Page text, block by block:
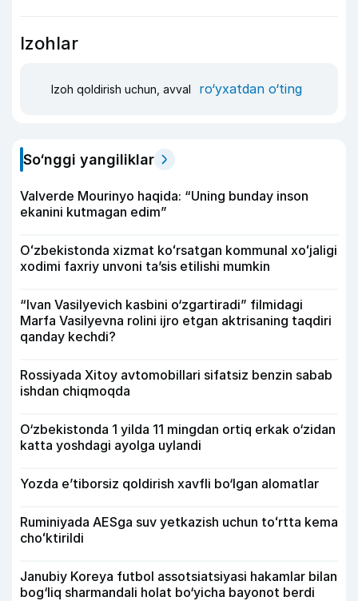
Izohlar
Izoh qoldirish uchun, avval ro‘yxatdan o‘ting
So‘nggi yangiliklar
Valverde Mourinyo haqida: “Uning bunday inson
ekanini kutmagan edim”
Oʻzbekistonda xizmat koʻrsatgan kommunal xoʻjaligi
xodimi faxriy unvoni taʼsis etilishi mumkin
“Ivan Vasilyevich kasbini o‘zgartiradi” filmidagi
Marfa Vasilyevna rolini ijro etgan aktrisaning taqdiri
qanday kechdi?
Rossiyada Xitoy avtomobillari sifatsiz benzin sabab
ishdan chiqmoqda
O‘zbekistonda 1 yilda 11 mingdan ortiq erkak o‘zidan
katta yoshdagi ayolga uylandi
Yozda e’tiborsiz qoldirish xavfli bo‘lgan alomatlar
Ruminiyada AESga suv yetkazish uchun toʻrtta kema
choʻktirildi
Janubiy Koreya futbol assotsiatsiyasi hakamlar bilan
bog‘liq sharmandali holat bo‘yicha bayonot berdi